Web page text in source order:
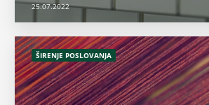
25.07.2022
ŠIRENJE POSLOVANJA